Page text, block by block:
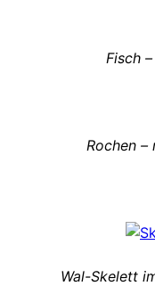
Fisch
Rochen –
Wal-Skelett